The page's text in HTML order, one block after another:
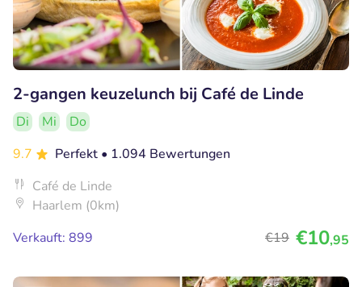
2-gangen keuzelunch bij Café de Linde
Di Mi
Do
9.7
Perfekt • 1.094 Bewertungen
Café de Linde
Haarlem (0km)
Verkauft: 899
€19 €10,95